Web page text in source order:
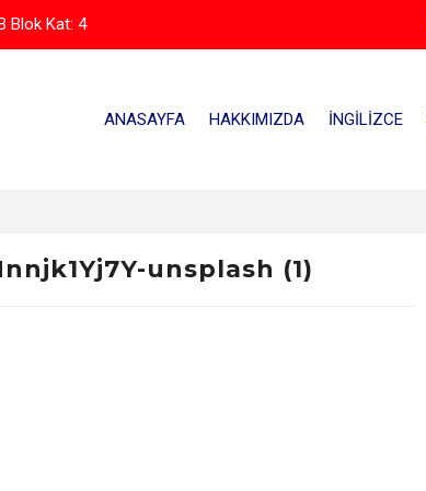
Blok Kat: 4
ANASAYFA HAKKIMIZDA İNGILIZCE
unsplash (1)